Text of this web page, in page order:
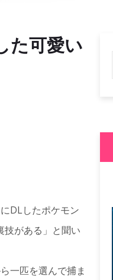
た可愛い
DLしたポケモン
技がある」と聞い
一匹を選んで捕ま